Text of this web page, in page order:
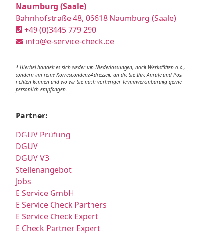
Naumburg (Saale)
Bahnhofstraße 48, 06618 Naumburg (Saale)
+49 (0)3445 779 290
info@e-service-check.de
* Hierbei handelt es sich weder um Niederlassungen, noch Werkstätten o.ä.,
sondern um reine Korrespondenz-Adressen, an die Sie Ihre Anrufe und Post
richten können und wo wir Sie nach vorheriger Terminvereinbarung gerne
persönlich empfangen.
Partner:
DGUV Prüfung
DGUV
DGUV V3
Stellenangebot
Jobs
E Service GmbH
E Service Check Partners
E Service Check Expert
E Check Partner Expert